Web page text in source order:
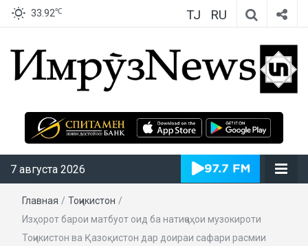
33.92℃ TJ RU
ИмрӯзNews
7 августа 2026
Главная / Тоҷикистон /
Изҳорот барои матбуот оид ба натиҷаҳои музокироти
Тоҷикистон ва Қазоқистон дар доираи сафари расмии